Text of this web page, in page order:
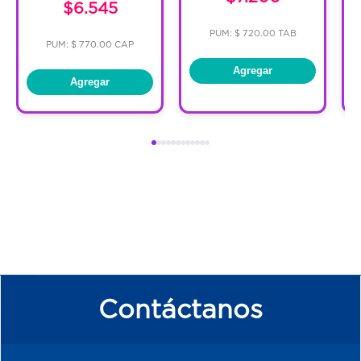
$6.545
PUM: $ 770.00 CAP
Agregar
PUM: $ 720.00 TAB
Agregar
Contáctanos